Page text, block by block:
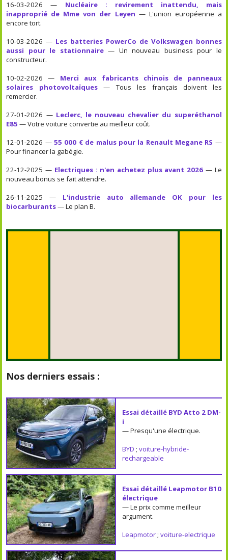
16-03-2026 — Nucléaire : revirement inattendu, mais
inapproprié de Mme von der Leyen — L'union européenne a
encore tort.
10-03-2026 — Les batteries PowerCo de Volkswagen bonnes
aussi pour le stationnaire— Un nouveau business pour le
constructeur.
10-02-2026 — Merci aux fabricants chinois de panneaux
solaires photovoltaïques— Tous les français doivent les
remercier.
27-01-2026 — Leclerc, le nouveau chevalier du superéthanol
E85 — Votre voiture convertie au meilleur coût.
12-01-2026 —55 000 € de malus pour la Renault Megane RS —
Pour financer la gabégie.
22-12-2025 — Electriques : n'en achetez plus avant 2026 — Le
nouveau bonus se fait attendre.
26-11-2025 — L'industrie auto allemande OK pour les
biocarburants— Le plan B.
Nos derniers essais :
Essai détaillé BYD Atto 2 DM-
i
— Presqu'une électrique.
BYD ; voiture-hybride-
rechargeable
Essai détaillé Leapmotor B10
électrique
— Le prix comme meilleur
argument.
Leapmotor; voiture-electrique